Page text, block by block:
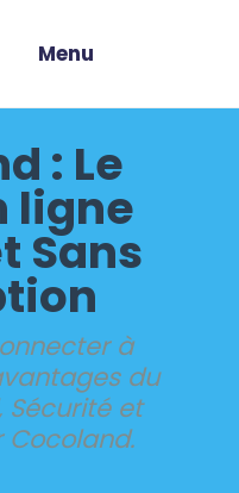
Menu
: Le
ligne
Sans
à
du
et